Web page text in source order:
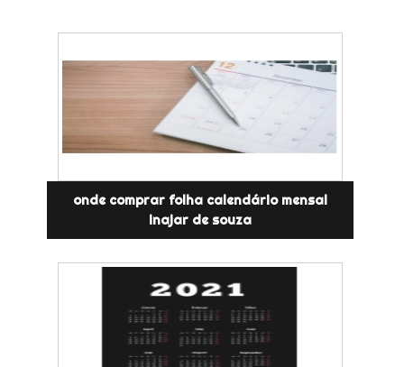
onde comprar folha calendário mensal
inajar de souza